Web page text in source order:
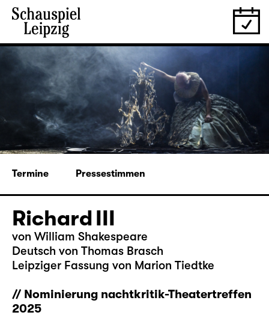
Termine Pressestimmen
Richard III
von William Shakespeare
Deutsch von Thomas Brasch
Leipziger Fassung von Marion Tiedtke
// Nominierung nachtkritik-Theatertreffen
2025